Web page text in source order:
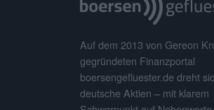
Auf dem 2013 von Gereon
gegründeten Finanzportal
boersengefluester.de dreht
deutsche Aktien – mit klarem